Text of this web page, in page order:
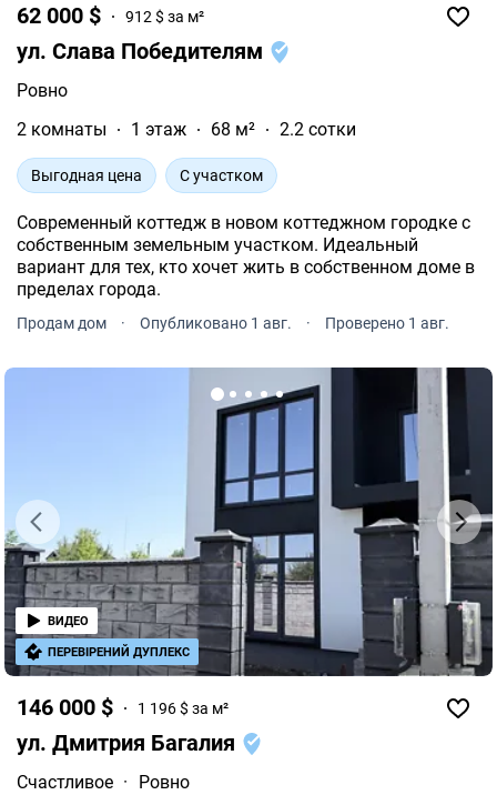
62 000 $ 912 $ за м²
ул. Слава Победителям
Ровно
2 комнаты
1 этаж 68 м² 2.2 сотки
Выгодная цена С участком
Современный коттедж в новом коттеджном городке с
собственным земельным участком. Идеальный
вариант для тех, кто хочет жить в собственном доме в
пределах города.
Продам дом · Опубликовано 1 авг. · Проверено 1 авг.
146 000 $ 1 196 $ за м²
ул. Дмитрия Багалия
Счастливое ·
Ровно
ВИДЕО
ПЕРЕВІРЕНИЙ ДУПЛЕКС